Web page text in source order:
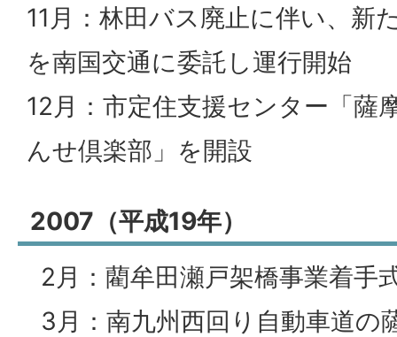
11月：林田バス廃止に伴い、新
を南国交通に委託し運行開始
12月：市定住支援センター「薩
んせ倶楽部」を開設
2007（平成19年）
2月：藺牟田瀬戸架橋事業着手
3月：南九州西回り自動車道の